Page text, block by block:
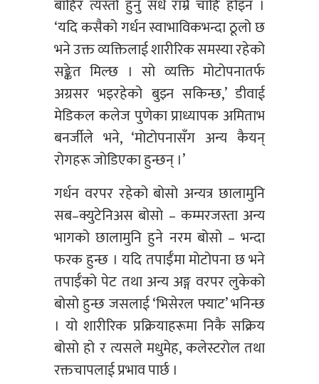
बाहिर त्यस्तो हुनु सधैँ राम्रै चाहिँ होइन ।
‘यदि कसैको गर्धन स्वाभाविकभन्दा ठूलो छ
भने उक्त व्यक्तिलाई शारीरिक समस्या रहेको
सङ्केत मिल्छ । सो व्यक्ति मोटोपनातर्फ
अग्रसर भइरहेको बुझ्न सकिन्छ,’ डीवाई
मेडिकल कलेज पुणेका प्राध्यापक अमिताभ
बनर्जीले भने, ‘मोटोपनासँग अन्य कैयन्
रोगहरू जोडिएका हुन्छन् ।’
गर्धन वरपर रहेको बोसो अन्यत्र छालामुनि
सब–क्युटेनिअस बोसो – कम्मरजस्ता अन्य
भागको छालामुनि हुने नरम बोसो – भन्दा
फरक हुन्छ । यदि तपाईँमा मोटोपना छ भने
तपाईँको पेट तथा अन्य अङ्ग वरपर लुकेको
बोसो हुन्छ जसलाई ‘भिसेरल फ्याट’ भनिन्छ
। यो शारीरिक प्रक्रियाहरूमा निकै सक्रिय
बोसो हो र त्यसले मधुमेह, कलेस्टरोल तथा
रक्तचापलाई प्रभाव पार्छ ।